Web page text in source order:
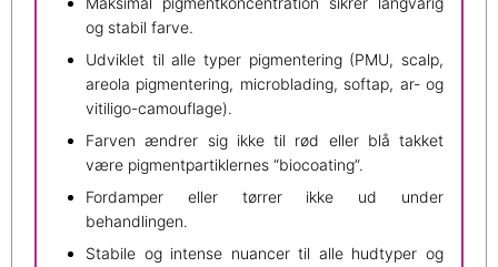
og stabil farve.
Udviklet til alle typer pigmentering (PMU, scalp,
areola pigmentering, microblading, softap, ar- og
vitiligo-camouflage).
Farven ændrer sig ikke til rød eller blå takket
være pigmentpartiklernes “biocoating”.
Fordamper eller tørrer ikke ud under
behandlingen.
Stabile og intense nuancer til alle hudtyper og